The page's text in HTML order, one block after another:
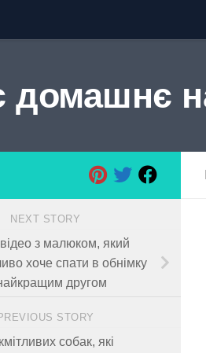
домашнє
NEXT STORY
з малюком, який
хоче спати в обнімку
другом
STORY
собак, які